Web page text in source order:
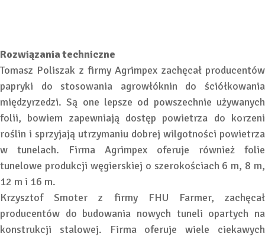
Rozwiązania techniczne
Tomasz Poliszak z firmy Agrimpex zachęcał producentów
papryki do stosowania agrowłóknin do ściółkowania
międzyrzedzi. Są one lepsze od powszechnie używanych
folii, bowiem zapewniają dostęp powietrza do korzeni
roślin i sprzyjają utrzymaniu dobrej wilgotności powietrza
w tunelach. Firma Agrimpex oferuje również folie
tunelowe produkcji węgierskiej o szerokościach 6 m, 8 m,
12 m i 16 m.
Krzysztof Smoter z firmy FHU Farmer, zachęcał
producentów do budowania nowych tuneli opartych na
konstrukcji stalowej. Firma oferuje wiele ciekawych